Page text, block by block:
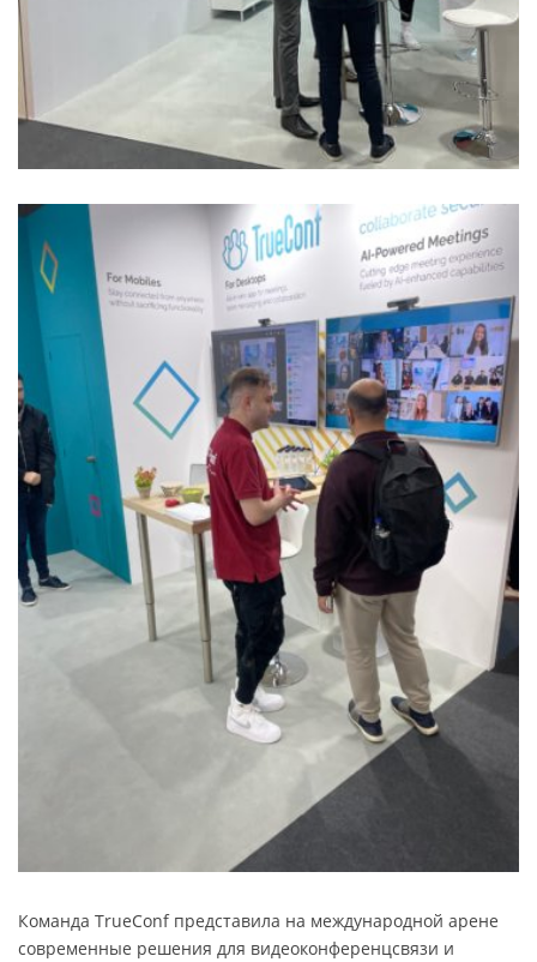
Команда TrueConf представила на международной арене
современные решения для видеоконференцсвязи и